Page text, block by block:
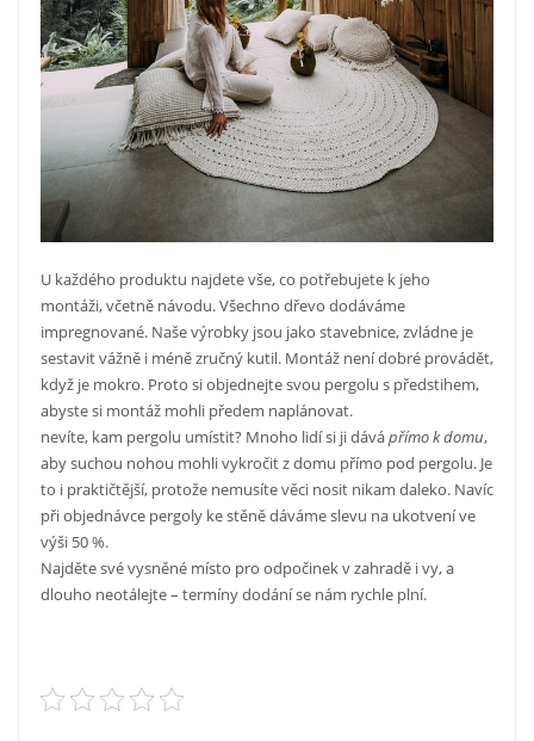
U každého produktu najdete vše, co potřebujete k jeho
montáži, včetně návodu. Všechno dřevo dodáváme
impregnované. Naše výrobky jsou jako stavebnice, zvládne je
sestavit vážně i méně zručný kutil. Montáž není dobré provádět,
když je mokro. Proto si objednejte svou pergolu s předstihem,
abyste si montáž mohli předem naplánovat.
nevíte, kam pergolu umístit? Mnoho lidí si ji dávápřímo k domu,
aby suchou nohou mohli vykročit z domu přímo pod pergolu. Je
to i praktičtější, protože nemusíte věci nosit nikam daleko. Navíc
při objednávce pergoly ke stěně dáváme slevu na ukotvení ve
výši 50 %.
Najděte své vysněné místo pro odpočinek v zahradě i vy, a
dlouho neotálejte – termíny dodání se nám rychle plní.